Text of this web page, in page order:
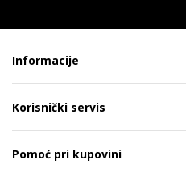
Informacije
Korisnički servis
Pomoć pri kupovini